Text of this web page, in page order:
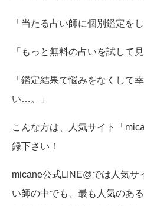
「当たる占い師に個別鑑定を
「もっと無料の占いを試して
「鑑定結果で悩みをなくして
い…。」
こんな方は、人気サイト「
録下さい！
micane公式LINE@では人気サ
い師の中でも、最も人気のあ